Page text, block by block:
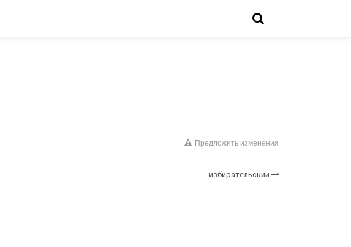
Предложить изменения
избирательский